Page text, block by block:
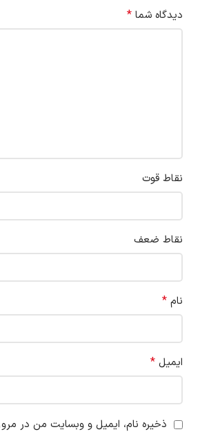
دیدگاه شما *
نقاط قوت
نقاط ضعف
نام *
ایمیل *
ذخیره نام، ایمیل و وبسایت من در